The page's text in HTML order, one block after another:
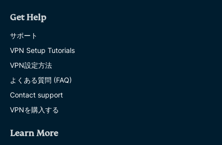
Get Help
サポート
VPN Setup Tutorials
VPN設定方法
よくある質問 (FAQ)
Contact support
VPNを購入する
Learn More